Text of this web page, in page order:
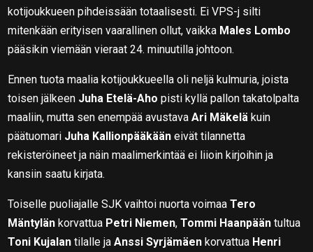
kotijoukkueen pihdeissään totaalisesti. Ei VPS-j silti
mitenkään erityisen vaarallinen ollut, vaikka Males Lombo
pääsikin viemään vieraat 24. minuutilla johtoon.
Ennen tuota maalia kotijoukkueella oli neljä kulmuria, joista
toisen jälkeen Juha Etelä-Aho pisti kyllä pallon takatolpalta
maaliin, mutta sen enempää avustavaAri Mäkelä kuin
päätuomari Juha Kallionpääkääneivät tilannetta
rekisteröineet ja näin maalimerkintää ei liioin kirjoihin ja
kansiin saatu kirjata.
Toiselle puoliajalle SJK vaihtoi nuorta voimaaTero
Mäntylänkorvattua Petri Niemen,Tommi Haanpään tultua
Toni Kujalan tilalle jaAnssi Syrjämäen korvattua Henri